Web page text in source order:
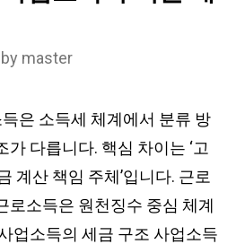
by master
은 소득세 체계에서 분류 방
가 다릅니다. 핵심 차이는 ‘고
계산 책임 주체’입니다. 근로
로소득은 원천징수 중심 체계
업소득의 세금 구조 사업소득